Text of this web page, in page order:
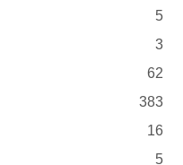
5
3
62
383
16
5